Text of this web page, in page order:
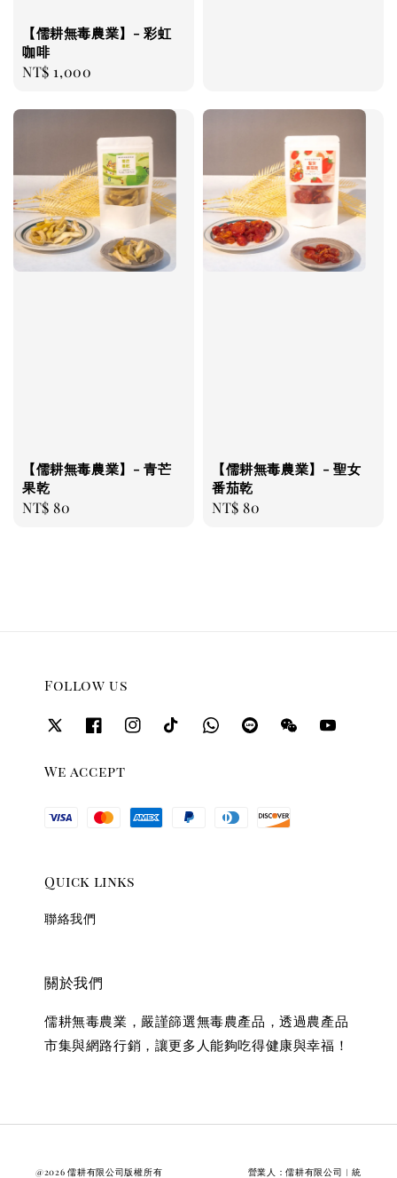
【儒耕無毒農業】- 彩虹
咖啡
Regular
NT$ 1,000
【儒耕無毒農業】- 青芒
果乾
Regular
NT$ 80
【儒耕無毒農業】- 聖女
番茄乾
Regular
NT$ 80
Follow us
We accept
Quick links
聯絡我們
關於我們
儒耕無毒農業，嚴謹篩選無毒農產品，透過農產品
市集與網路行銷，讓更多人能夠吃得健康與幸福！
@2026 儒耕有限公司版權所有 營業人：儒耕有限公司︱統